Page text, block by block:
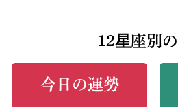
12星座別
今日の運勢